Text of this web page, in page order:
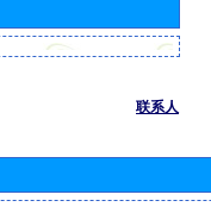
联系人